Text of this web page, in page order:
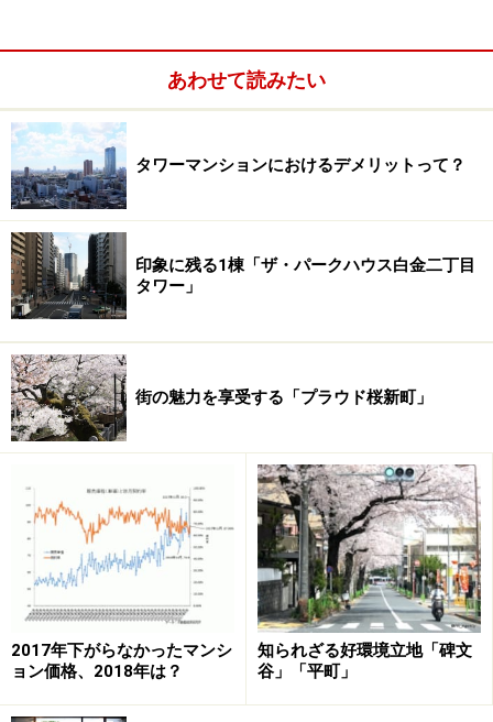
東京タワーを間近に臨む「パークコート麻布十番ザタワー」
のゲストルーム
マンションならではの共用施設もスケールメリットのひ
とつに含まれる。石貼りのエントランスホールにEV付の
建物は、一戸建てならよほどの豪邸でないと実現しない
だろう。中庭や人工池、外観なども同様である。昔は、
屋上にプールを設けた都心のマンションもあったよう。
集まって住むメリットを楽しんでいたのだ。
あわせて読みたい
タワーマンションにおけるデメリットって？
印象に残る1棟「ザ・パークハウス白金二丁目
タワー」
街の魅力を享受する「プラウド桜新町」
2017年下がらなかったマンシ
ョン価格、2018年は？
知られざる好環境立地「碑文
谷」「平町」